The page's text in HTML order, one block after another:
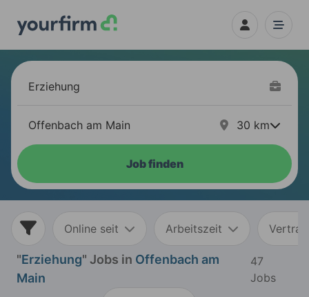
30 km
Job finden
Online seit Arbeitszeit
"Erziehung" Jobs in Offenbach am
Main
47
Jobs